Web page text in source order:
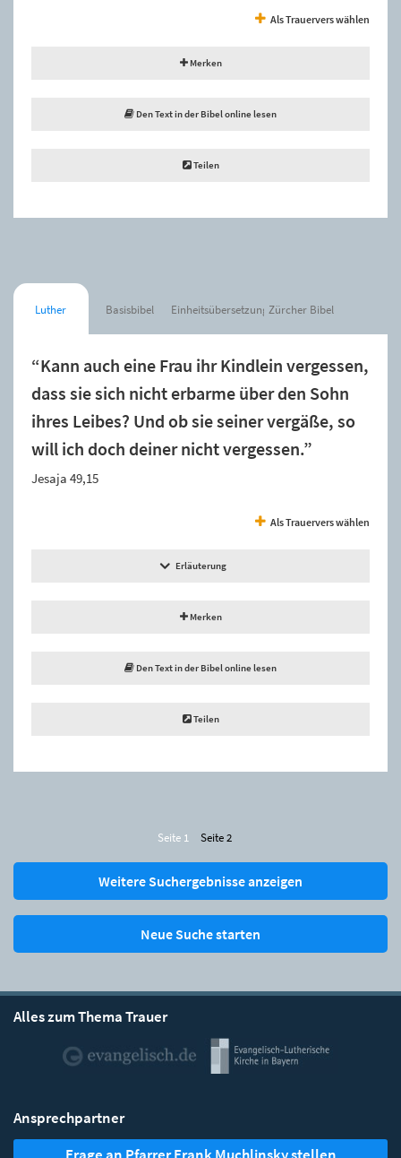
Als Trauervers wählen
Merken
Den Text in der Bibel online lesen
Teilen
Luther Basisbibel Einheitsübersetzung Zürcher Bibel
“Kann auch eine Frau ihr Kindlein vergessen,
dass sie sich nicht erbarme über den Sohn
ihres Leibes? Und ob sie seiner vergäße, so
will ich doch deiner nicht vergessen.”
Jesaja 49,15
Als Trauervers wählen
Erläuterung
Merken
Den Text in der Bibel online lesen
Teilen
Seite 1 Seite 2
Weitere Suchergebnisse anzeigen
Neue Suche starten
Alles zum Thema Trauer
Ansprechpartner